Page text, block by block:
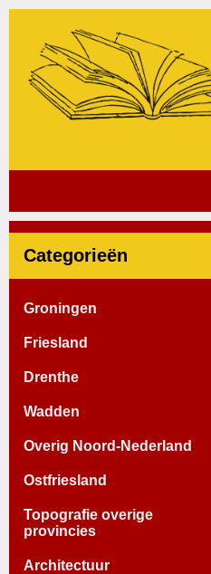
Categorieën
Groningen
Friesland
Drenthe
Wadden
Overig Noord-Nederland
Ostfriesland
Topografie overige
provincies
Architectuur